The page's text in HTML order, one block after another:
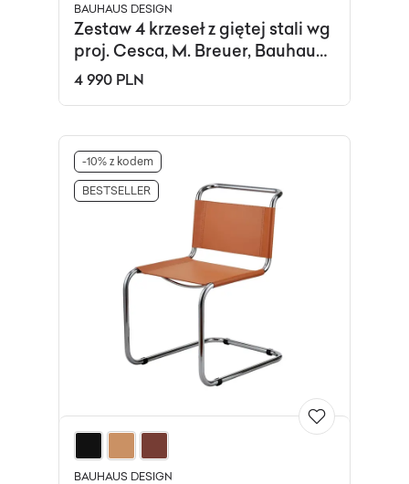
BAUHAUS DESIGN
Zestaw 4 krzeseł z giętej stali wg
proj. Cesca, M. Breuer, Bauhaus,
naturalny buk
4 990 PLN
-10% z kodem
BESTSELLER
BAUHAUS DESIGN